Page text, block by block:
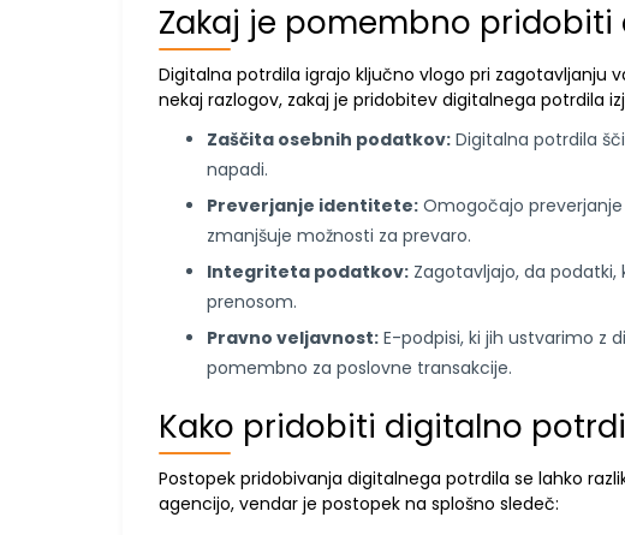
Zakaj je pomembno
Digitalna potrdila igrajo ključno vlogo pri zagotavljanju
nekaj razlogov, zakaj je pridobitev digitalnega potrdila
Zaščita osebnih podatkov: Digitalna potrdila
napadi.
Preverjanje identitete: Omogočajo
zmanjšuje možnosti za prevaro.
Integriteta podatkov: Zagotavljajo, da podatki,
prenosom.
Pravno veljavnost: E-podpisi, ki jih ustvarimo z
pomembno za poslovne transakcije.
Kako pridobiti digitalno
Postopek pridobivanja digitalnega potrdila se lahko
agencijo, vendar je postopek na splošno sledeč: